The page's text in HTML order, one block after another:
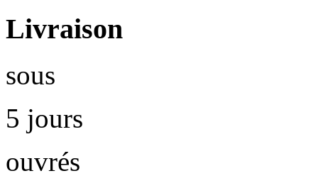
Livraison
sous
5 jours
ouvrés